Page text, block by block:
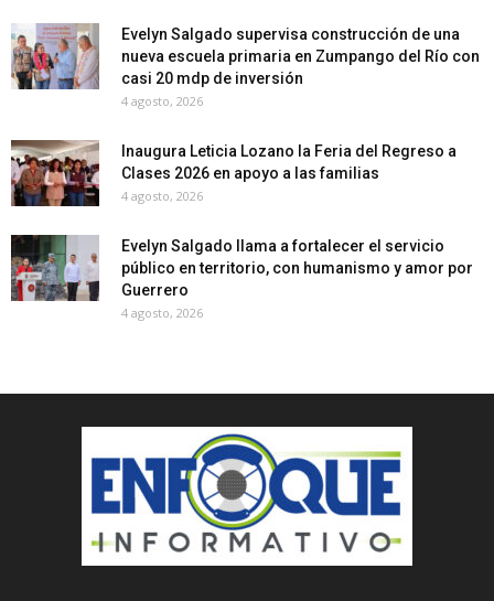
Evelyn Salgado supervisa construcción de una
nueva escuela primaria en Zumpango del Río con
casi 20 mdp de inversión
4 agosto, 2026
Inaugura Leticia Lozano la Feria del Regreso a
Clases 2026 en apoyo a las familias
4 agosto, 2026
Evelyn Salgado llama a fortalecer el servicio
público en territorio, con humanismo y amor por
Guerrero
4 agosto, 2026